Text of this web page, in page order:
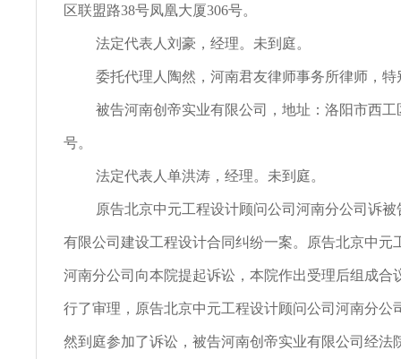
区联盟路38号凤凰大厦306号。
法定代表人刘豪，经理。未到庭。
委托代理人陶然，河南君友律师事务所律师，特
被告河南创帝实业有限公司，地址：洛阳市西工
号。
法定代表人单洪涛，经理。未到庭。
原告北京中元工程设计顾问公司河南分公司诉
有限公司建设工程设计合同纠纷一案。原告北京中元
河南分公司向本院提起诉讼，本院作出受理后组成合
行了审理，原告北京中元工程设计顾问公司河南分公
然到庭参加了诉讼，被告河南创帝实业有限公司经法